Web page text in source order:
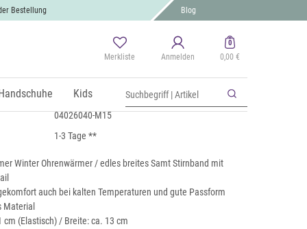
Bestellung Blog
Merkliste Anmelden
0
0,00 €
Kids
mit Twist Knoten
zzgl.Versand
04026040-M15
1-3 Tage **
Winter Ohrenwärmer / edles breites Samt Stirnband mit
auch bei kalten Temperaturen und gute Passform
Material
cm (Elastisch) / Breite: ca. 13 cm